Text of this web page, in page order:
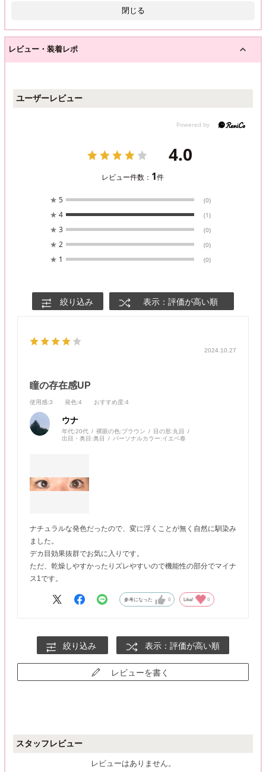
閉じる
レビュー・装着レポ
ユーザーレビュー
4.0
レビュー件数： 1件
★ 5 (0)
★ 4 (1)
★ 3 (0)
★ 2 (0)
★ 1 (0)
絞り込み 表示：評価が高い順
2024.10.27
瞳の存在感UP
使用感:3 発色:4 おすすめ度:4
ウナ
年代:20代 裸眼の色:ブラウン 目の形:丸目
出目・奥目:奥目 パーソナルカラー:イエベ春
ナチュラルな発色だったので、変に浮くことが無く自然に馴染み
ました。
デカ目効果抜群でお気に入りです。
ただ、乾燥しやすかったりズレやすいので機能性の部分でマイナ
ス1です。
参考になった 0 Like! 0
絞り込み 表示：評価が高い順
レビューを書く
スタッフレビュー
レビューはありません。